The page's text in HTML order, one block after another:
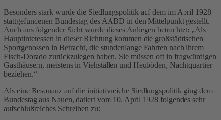
Besonders stark wurde die Siedlungspolitik auf dem im April 1928
stattgefundenen Bundestag des AABD in den Mittelpunkt gestellt.
Auch aus folgender Sicht wurde dieses Anliegen betrachtet: „Als
Hauptinteressen in dieser Richtung kommen die großstädtischen
Sportgenossen in Betracht, die stundenlange Fahrten nach ihrem
Fisch-Dorado zurückzulegen haben. Sie müssen oft in fragwürdigen
Gasthäusern, meistens in Viehställen und Heuböden, Nachtquartier
beziehen.“
Als eine Resonanz auf die initiativreiche Siedlungspolitik ging dem
Bundestag aus Nauen, datiert vom 10. April 1928 folgendes sehr
aufschlußreiches Schreiben zu: